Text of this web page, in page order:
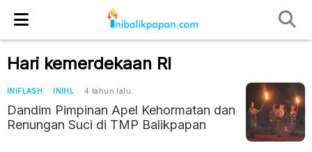
Hari kemerdekaan RI
INIFLASH INIHL 4 tahun lalu
Dandim Pimpinan Apel Kehormatan dan
Renungan Suci di TMP Balikpapan